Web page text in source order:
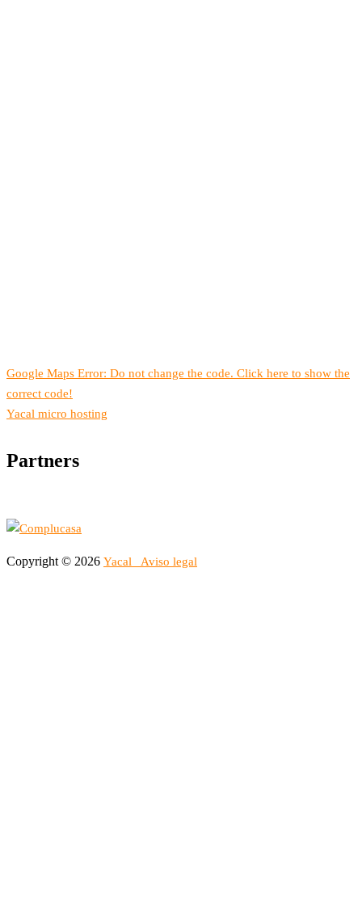
Google Maps Error: Do not change the code. Click here to show the
correct code!
Yacal micro hosting
Partners
Copyright © 2026 Yacal Aviso legal